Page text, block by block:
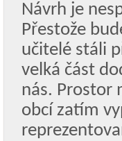
Návrh je
Přestože
učitelé stáli
velká část
nás. Prostor
obcí zatím